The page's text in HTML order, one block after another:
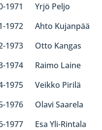
1971 Yrjö Peljo
1972 Ahto Kujanpää
1973 Otto Kangas
1974 Raimo Laine
1975 Veikko Pirilä
1976 Olavi Saarela
1977 Esa Yli-Rintala